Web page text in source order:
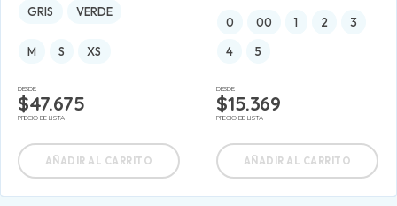
GRIS VERDE
M S XS
DESDE:
$47.675
PRECIO DE LISTA
AÑADIR AL CARRITO
0 00 1 2 3
4 5
DESDE:
$15.369
PRECIO DE LISTA
AÑADIR AL CARRITO